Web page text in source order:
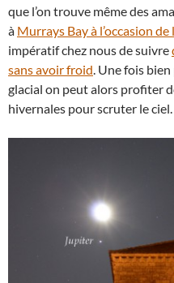
que l’on trouve même des
à Murrays Bay à l’occasion
impératif chez nous de suivre
sans avoir froid. Une fois
glacial on peut alors profiter
hivernales pour scruter le ciel.